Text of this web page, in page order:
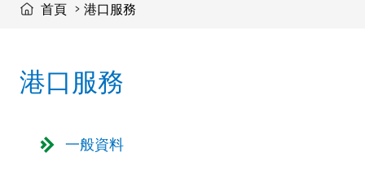
首頁 港口服務
港口服務
一般資料